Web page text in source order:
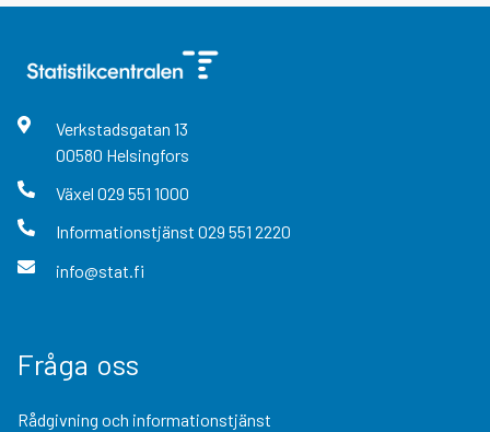
Verkstadsgatan 13
00580 Helsingfors
Växel 029 551 1000
Informationstjänst 029 551 2220
info@stat.fi
Fråga oss
Rådgivning och informationstjänst